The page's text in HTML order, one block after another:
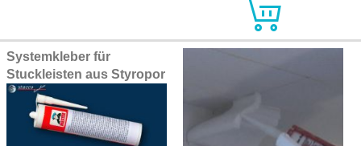
Systemkleber für
Stuckleisten aus Styropor